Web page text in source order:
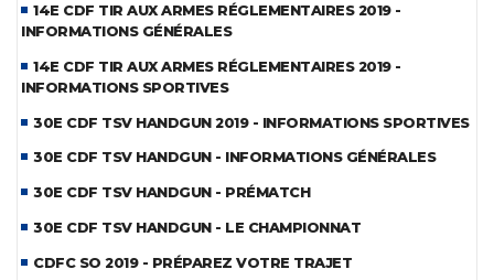
14E CDF TIR AUX ARMES RÉGLEMENTAIRES 2019 -
INFORMATIONS GÉNÉRALES
14E CDF TIR AUX ARMES RÉGLEMENTAIRES 2019 -
INFORMATIONS SPORTIVES
30E CDF TSV HANDGUN 2019 - INFORMATIONS SPORTIVES
30E CDF TSV HANDGUN - INFORMATIONS GÉNÉRALES
30E CDF TSV HANDGUN - PRÉMATCH
30E CDF TSV HANDGUN - LE CHAMPIONNAT
CDFC SO 2019 - PRÉPAREZ VOTRE TRAJET